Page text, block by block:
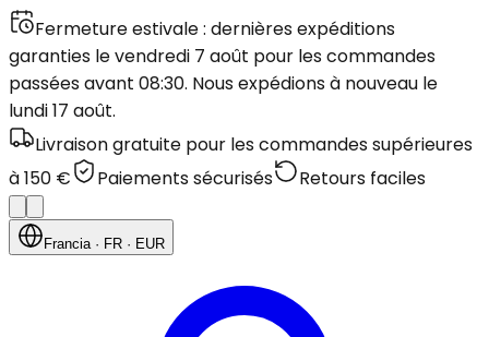
Fermeture estivale : dernières expéditions
garanties le vendredi 7 août pour les commandes
passées avant 08:30. Nous expédions à nouveau le
lundi 17 août.
Livraison gratuite pour les commandes supérieures
à 150 €
Paiements sécurisés Retours faciles
Francia· FR · EUR